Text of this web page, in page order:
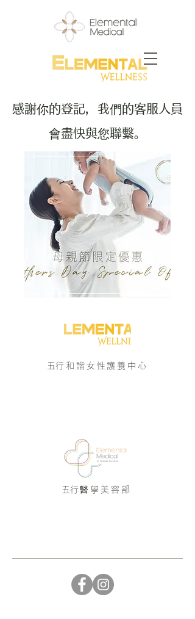
感謝你的登記，我們的客服人員
會盡快與您聯繫。
​五行和諧女性護養中心
​五行醫學美容部